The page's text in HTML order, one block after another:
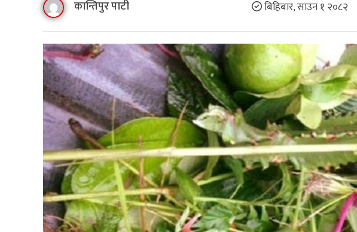
कान्तिपुर पाटी बिहिबार, साउन १ २०८२